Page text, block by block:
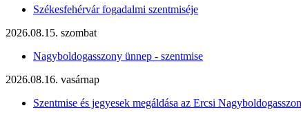
Székesfehérvár fogadalmi szentmiséje
2026.08.15. szombat
Nagyboldogasszony ünnep - szentmise
2026.08.16. vasárnap
Szentmise és jegyesek megáldása az Ercsi